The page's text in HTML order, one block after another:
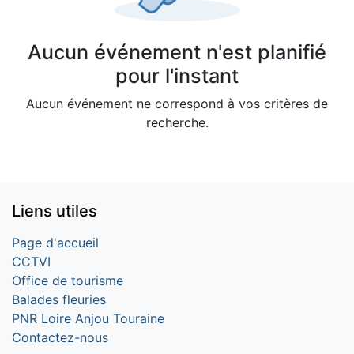
Aucun événement n'est planifié
pour l'instant
Aucun événement ne correspond à vos critères de
recherche.
Liens utiles
Page d'accueil
CCTVI
Office de tourisme
Balades fleuries
PNR Loire Anjou Touraine
Contactez-nous